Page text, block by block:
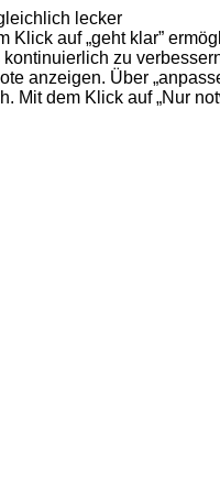
lecker
Klick auf „geht klar”
zu
anzeigen. Über
Mit dem Klick auf „Nur